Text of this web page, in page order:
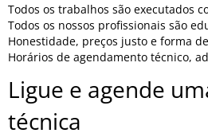
Todos os trabalhos são executados
Todos os nossos profissionais são
Honestidade, preços justo e forma
Horários de agendamento técnico,
Ligue e agende
técnica